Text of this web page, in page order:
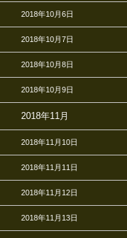
2018年10月6日
2018年10月7日
2018年10月8日
2018年10月9日
2018年11月
2018年11月10日
2018年11月11日
2018年11月12日
2018年11月13日